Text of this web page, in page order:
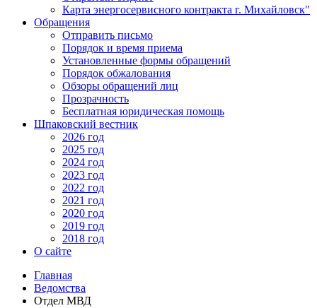
Карта энергосервисного контракта г. Михайловск"
Обращения
Отправить письмо
Порядок и время приема
Установленные формы обращений
Порядок обжалования
Обзоры обращений лиц
Прозрачность
Бесплатная юридическая помощь
Шпаковский вестник
2026 год
2025 год
2024 год
2023 год
2022 год
2021 год
2020 год
2019 год
2018 год
О сайте
Главная
Ведомства
Отдел МВД